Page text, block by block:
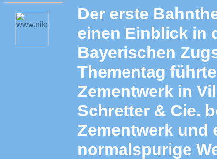
Der erste
einen Einblick in
Bayerischen
Thementag
Zementwerk in
Schretter & Cie.
Zementwerk und
normalspurige